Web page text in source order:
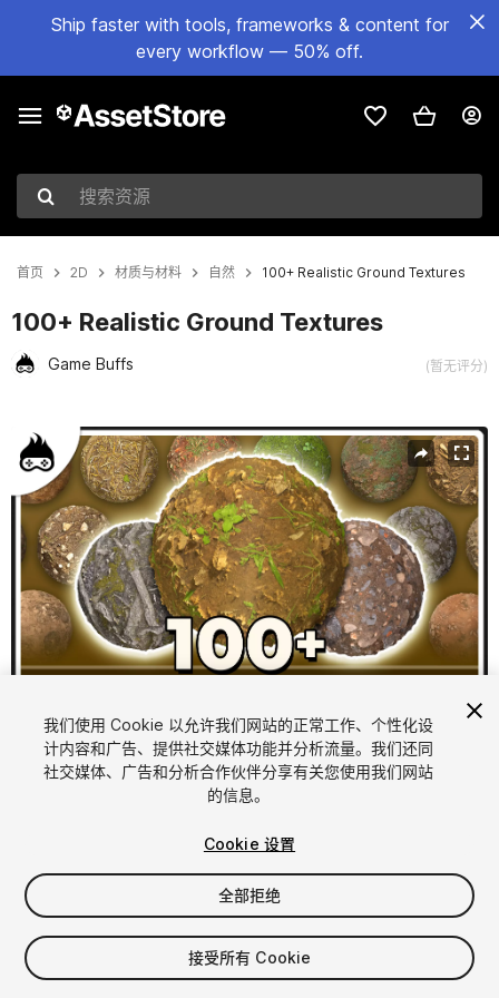
Ship faster with tools, frameworks & content for
every workflow — 50% off.
搜索资源
首页 2D 材质与材料 自然 100+ Realistic Ground Textures
100+ Realistic Ground Textures
Game Buffs (暂无评分)
当前幻灯片：1 / 12
1/12
$39.99
增值税将在结算时计算
我们使用 Cookie 以允许我们网站的正常工作、个性化设
计内容和广告、提供社交媒体功能并分析流量。我们还同
社交媒体、广告和分析合作伙伴分享有关您使用我们网站
的信息。
Cookie 设置
全部拒绝
接受所有 Cookie